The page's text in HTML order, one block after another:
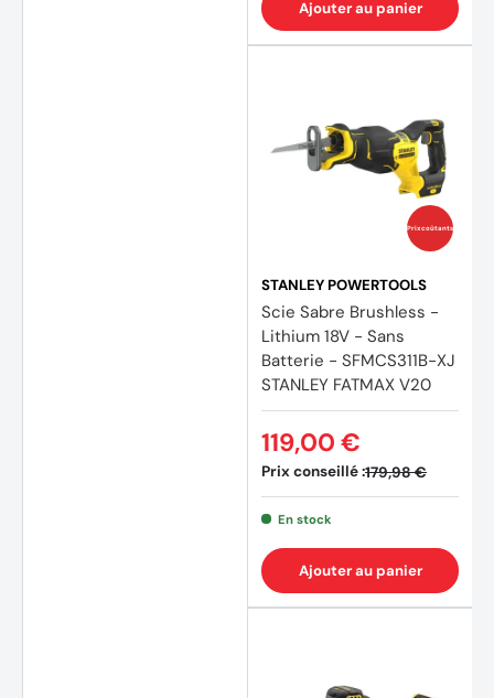
Ajouter au panier
Prix coûtants
STANLEY POWERTOOLS
Scie Sabre Brushless -
Lithium 18V - Sans
Batterie - SFMCS311B-XJ
STANLEY FATMAX V20
Prix conseillé :179,98 €
119,00 €
En stock
Ajouter au panier